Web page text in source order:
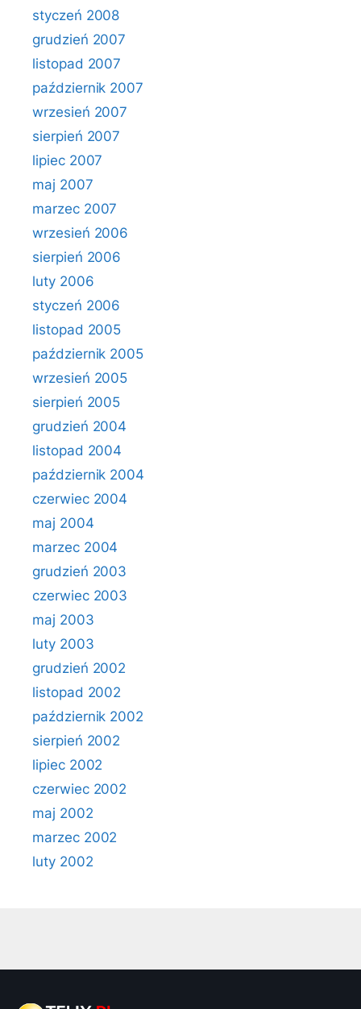
styczeń 2008
grudzień 2007
listopad 2007
październik 2007
wrzesień 2007
sierpień 2007
lipiec 2007
maj 2007
marzec 2007
wrzesień 2006
sierpień 2006
luty 2006
styczeń 2006
listopad 2005
październik 2005
wrzesień 2005
sierpień 2005
grudzień 2004
listopad 2004
październik 2004
czerwiec 2004
maj 2004
marzec 2004
grudzień 2003
czerwiec 2003
maj 2003
luty 2003
grudzień 2002
listopad 2002
październik 2002
sierpień 2002
lipiec 2002
czerwiec 2002
maj 2002
marzec 2002
luty 2002